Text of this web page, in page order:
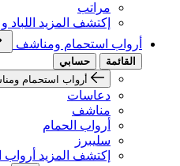
مراتب
إكتشف المزيد اللباد
أرواب استحمام ومناشف
القائمة
حسابي
أرواب استحمام
دعاسات
مناشف
أرواب الحمام
سليبرز
إكتشف المزيد